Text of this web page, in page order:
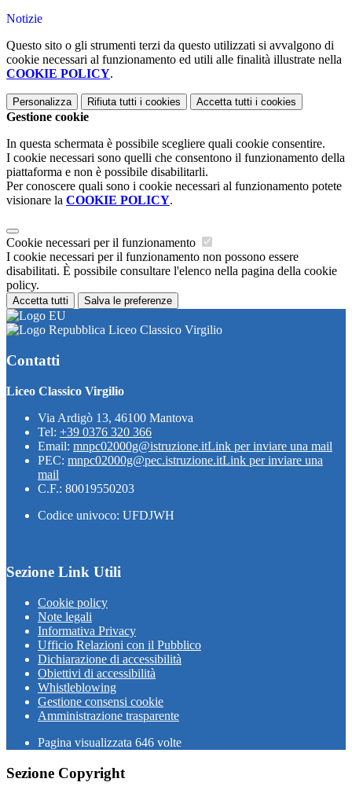
Notizie
Questo sito o gli strumenti terzi da questo utilizzati si avvalgono di
cookie necessari al funzionamento ed utili alle finalità illustrate nella
COOKIE POLICY.
Personalizza Rifiuta tutti i cookies Accetta tutti i cookies
Gestione cookie
In questa schermata è possibile scegliere quali cookie consentire.
I cookie necessari sono quelli che consentono il funzionamento della
piattaforma e non è possibile disabilitarli.
Per conoscere quali sono i cookie necessari al funzionamento potete
visionare la COOKIE POLICY.
Cookie necessari per il funzionamento
I cookie necessari per il funzionamento non possono essere
disabilitati. È possibile consultare l'elenco nella pagina della cookie
policy.
Accetta tutti Salva le preferenze
Liceo Classico Virgilio
Contatti
Liceo Classico Virgilio
Via Ardigò 13, 46100 Mantova
Tel: +39 0376 320 366
Email: mnpc02000g@istruzione.itLink per inviare una mail
PEC: mnpc02000g@pec.istruzione.itLink per inviare una
mail
C.F.: 80019550203
Codice univoco: UFDJWH
Sezione Link Utili
Cookie policy
Note legali
Informativa Privacy
Ufficio Relazioni con il Pubblico
Dichiarazione di accessibilità
Obiettivi di accessibilità
Whistleblowing
Gestione consensi cookie
Amministrazione trasparente
Pagina visualizzata 646 volte
Sezione Copyright